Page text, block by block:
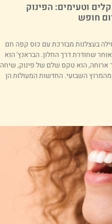
וטעימים: הפינוק
חופש
בעצלנות מבורכת עם כוס קפה חם
שחודרת דרך החלון. הבראנץ' הוא
ארוחה, הוא טקס שלם של פינוק, שיחה
השבועי. החדשות המעולות הן